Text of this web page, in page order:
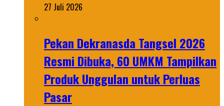
27 Juli 2026
Pekan Dekranasda Tangsel 2026
Resmi Dibuka, 60 UMKM Tampilkan
Produk Unggulan untuk Perluas
Pasar